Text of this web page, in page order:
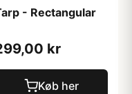
- Rectangular
kr
Køb her